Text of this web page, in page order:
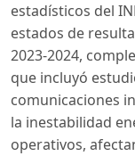
estadísticos del
estados de
2023-2024,
que incluyó
comunicaciones
la inestabilidad
operativos,